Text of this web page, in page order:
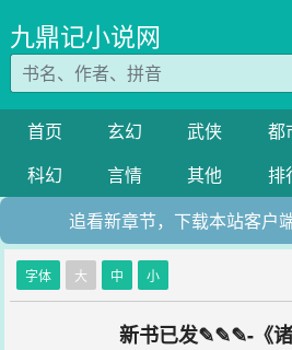
九鼎记小说网
首页 玄幻 武侠 都
科幻
言情 其他 排
追看新章节，下载本站客户
字体 大 中 小
新书已发✎✎✎-《诸